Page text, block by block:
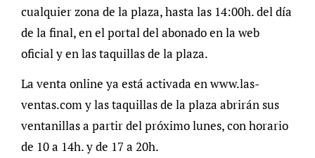
cualquier zona de la plaza, hasta las 14:00h. del día
de la final, en el portal del abonado en la web
oficial y en las taquillas de la plaza.
La venta online ya está activada en www.las-
ventas.com y las taquillas de la plaza abrirán sus
ventanillas a partir del próximo lunes, con horario
de 10 a 14h. y de 17 a 20h.